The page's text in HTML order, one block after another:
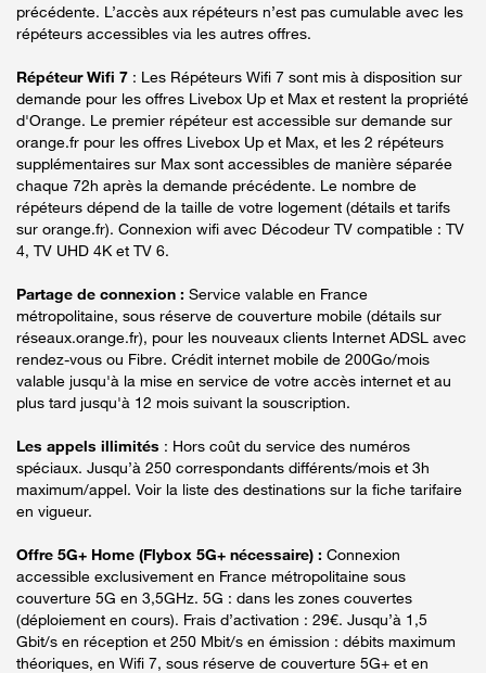
précédente. L’accès aux répéteurs n’est pas cumulable avec les
répéteurs accessibles via les autres offres.
Répéteur Wifi 7 : Les Répéteurs Wifi 7 sont mis à disposition sur
demande pour les offres Livebox Up et Max et restent la propriété
d'Orange. Le premier répéteur est accessible sur demande sur
orange.fr pour les offres Livebox Up et Max, et les 2 répéteurs
supplémentaires sur Max sont accessibles de manière séparée
chaque 72h après la demande précédente. Le nombre de
répéteurs dépend de la taille de votre logement (détails et tarifs
sur orange.fr). Connexion wifi avec Décodeur TV compatible : TV
4, TV UHD 4K et TV 6.
Partage de connexion : Service valable en France
métropolitaine, sous réserve de couverture mobile (détails sur
réseaux.orange.fr), pour les nouveaux clients Internet ADSL avec
rendez-vous ou Fibre. Crédit internet mobile de 200Go/mois
valable jusqu'à la mise en service de votre accès internet et au
plus tard jusqu'à 12 mois suivant la souscription.
Les appels illimités : Hors coût du service des numéros
spéciaux. Jusqu’à 250 correspondants différents/mois et 3h
maximum/appel. Voir la liste des destinations sur la fiche tarifaire
en vigueur.
Offre 5G+ Home (Flybox 5G+ nécessaire) : Connexion
accessible exclusivement en France métropolitaine sous
couverture 5G en 3,5GHz. 5G : dans les zones couvertes
(déploiement en cours). Frais d’activation : 29€. Jusqu’à 1,5
Gbit/s en réception et 250 Mbit/s en émission : débits maximum
théoriques, en Wifi 7, sous réserve de couverture 5G+ et en